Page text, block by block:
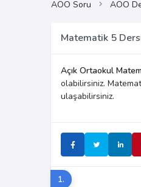
AÖO Soru AÖO
Matematik 5
Açık Ortaokul
olabilirsiniz.
ulaşabilirsiniz.
1.